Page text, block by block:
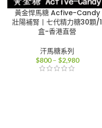
黃金悍馬糖 Acfive-Candy
壯陽補腎丨七代精力糖30顆/1
盒-香港直營
汗馬糖系列
$800 – $2,980價